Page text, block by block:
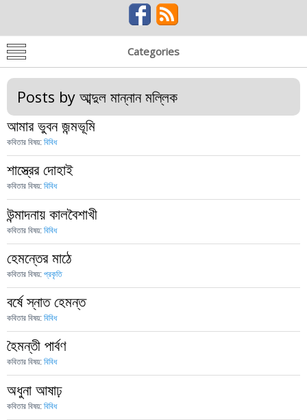
Categories
Posts by আব্দুল মান্নান মল্লিক
আমার ভুবন জন্মভূমি
কবিতার বিষয়: বিবিধ
শাস্ত্রের দোহাই
কবিতার বিষয়: বিবিধ
উন্মাদনায় কালবৈশাখী
কবিতার বিষয়: বিবিধ
হেমন্তের মাঠে
কবিতার বিষয়: প্রকৃতি
বর্ষে স্নাত হেমন্ত
কবিতার বিষয়: বিবিধ
হৈমন্তী পার্বণ
কবিতার বিষয়: বিবিধ
অধুনা আষাঢ়
কবিতার বিষয়: বিবিধ